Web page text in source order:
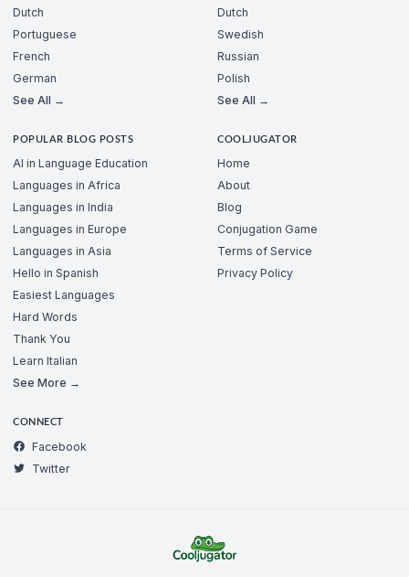
Dutch
Portuguese
French
German
See All →
Dutch
Swedish
Russian
Polish
See All →
POPULAR BLOG POSTS
AI in Language Education
Languages in Africa
Languages in India
Languages in Europe
Languages in Asia
Hello in Spanish
Easiest Languages
Hard Words
Thank You
Learn Italian
See More →
COOLJUGATOR
Home
About
Blog
Conjugation Game
Terms of Service
Privacy Policy
CONNECT
Facebook
Twitter